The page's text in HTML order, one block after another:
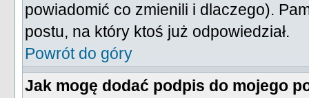
powiadomić co zmienili i dlaczego).
postu, na który ktoś już odpowiedział.
Powrót do góry
Jak mogę dodać podpis do mojego